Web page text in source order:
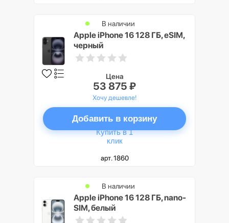
Apple iPhone 16 128 ГБ, eSIM,
черный
В наличии
Цена
53 875 ₽
Хочу дешевле!
Добавить в корзину
Купить в 1
клик
арт. 1860
Apple iPhone 16 128 ГБ, nano-
SIM, белый
В наличии